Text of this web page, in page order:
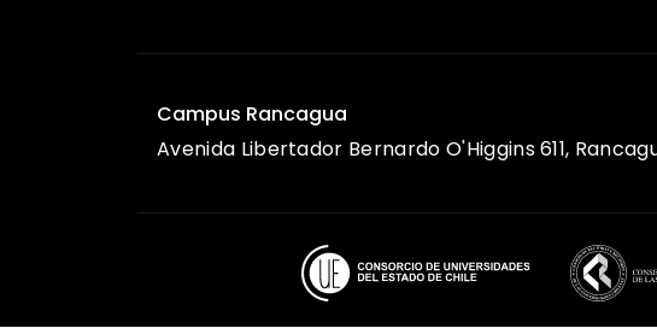
Campus Rancagua
Avenida Libertador Bernardo O'Higgins 611,